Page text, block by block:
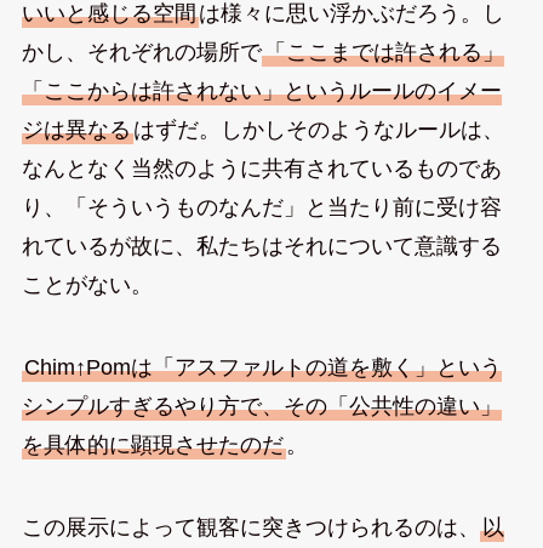
いいと感じる空間は様々に思い浮かぶだろう。し
かし、それぞれの場所で「ここまでは許される」
「ここからは許されない」というルールのイメー
ジは異なるはずだ。しかしそのようなルールは、
なんとなく当然のように共有されているものであ
り、「そういうものなんだ」と当たり前に受け容
れているが故に、私たちはそれについて意識する
ことがない。
Chim↑Pomは「アスファルトの道を敷く」という
シンプルすぎるやり方で、その「公共性の違い」
を具体的に顕現させたのだ。
この展示によって観客に突きつけられるのは、 以